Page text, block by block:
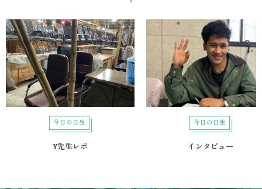
今日の日生
Y先生レポ
今日の日生
インタビュー